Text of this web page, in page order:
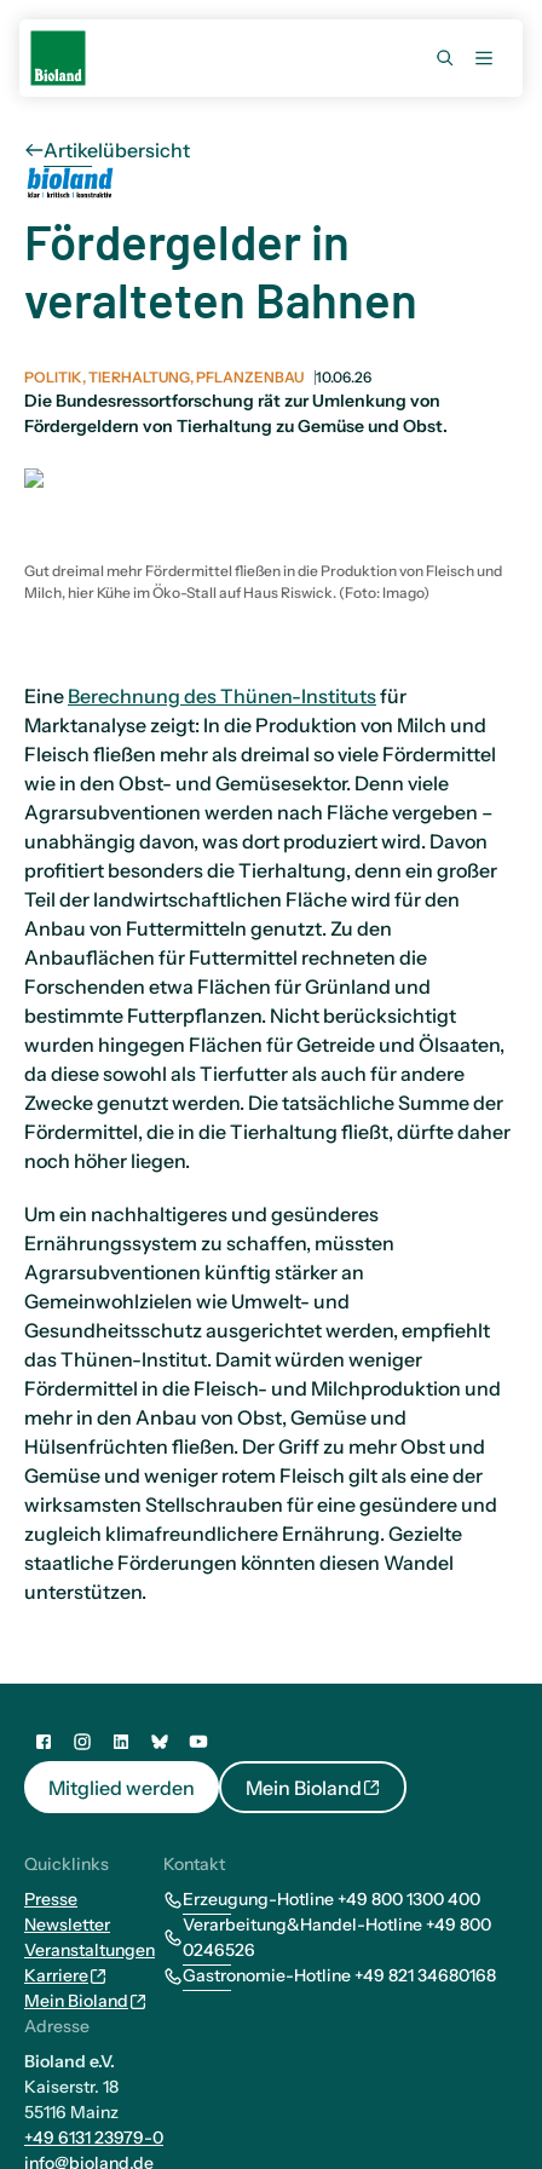
Artikelübersicht
Fördergelder in
veralteten Bahnen
POLITIK, TIERHALTUNG, PFLANZENBAU 10.06.26
Die Bundesressortforschung rät zur Umlenkung von
Fördergeldern von Tierhaltung zu Gemüse und Obst.
Gut dreimal mehr Fördermittel fließen in die Produktion von Fleisch und
Milch, hier Kühe im Öko-Stall auf Haus Riswick. (Foto: Imago)
Eine Berechnung des Thünen-Institutsfür
Marktanalyse zeigt: In die Produktion von Milch und
Fleisch fließen mehr als dreimal so viele Fördermittel
wie in den Obst- und Gemüsesektor. Denn viele
Agrarsubventionen werden nach Fläche vergeben –
unabhängig davon, was dort produziert wird. Davon
profitiert besonders die Tierhaltung, denn ein großer
Teil der landwirtschaftlichen Fläche wird für den
Anbau von Futtermitteln genutzt. Zu den
Anbauflächen für Futtermittel rechneten die
Forschenden etwa Flächen für Grünland und
bestimmte Futterpflanzen. Nicht berücksichtigt
wurden hingegen Flächen für Getreide und Ölsaaten,
da diese sowohl als Tierfutter als auch für andere
Zwecke genutzt werden. Die tatsächliche Summe der
Fördermittel, die in die Tierhaltung fließt, dürfte daher
noch höher liegen.
Um ein nachhaltigeres und gesünderes
Ernährungssystem zu schaffen, müssten
Agrarsubventionen künftig stärker an
Gemeinwohlzielen wie Umwelt- und
Gesundheitsschutz ausgerichtet werden, empfiehlt
das Thünen-Institut. Damit würden weniger
Fördermittel in die Fleisch- und Milchproduktion und
mehr in den Anbau von Obst, Gemüse und
Hülsenfrüchten fließen. Der Griff zu mehr Obst und
Gemüse und weniger rotem Fleisch gilt als eine der
wirksamsten Stellschrauben für eine gesündere und
zugleich klimafreundlichere Ernährung. Gezielte
staatliche Förderungen könnten diesen Wandel
unterstützen.
Mitglied werden Mein Bioland
Quicklinks
Presse
Newsletter
Veranstaltungen
Karriere
Mein Bioland
Adresse
Bioland e.V.
Kaiserstr. 18
55116 Mainz
+49 6131 23979-0
info@bioland.de
Kontakt
Erzeugung-Hotline +49 800 1300 400
Verarbeitung&Handel-Hotline +49 800
0246526
Gastronomie-Hotline +49 821 34680168